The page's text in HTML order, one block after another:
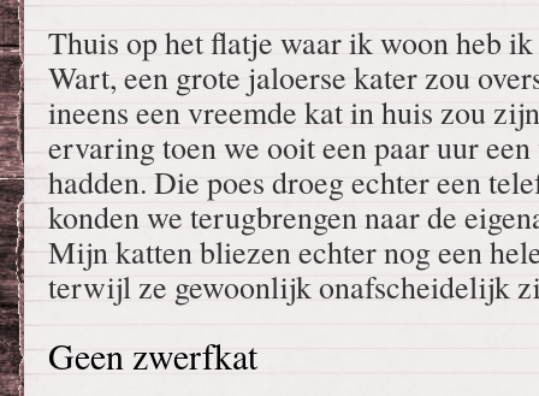
Thuis op het flatje waar ik woon heb
Wart, een grote jaloerse kater zou
ineens een vreemde kat in huis zou
ervaring toen we ooit een paar uur
hadden. Die poes droeg echter een
konden we terugbrengen naar de
Mijn katten bliezen echter nog een
terwijl ze gewoonlijk onafscheidelijk
Geen zwerfkat